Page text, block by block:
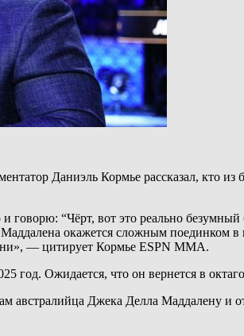
Даниэль Кормье рассказал, кто
говорю: “Чёрт, вот это реально
окажется сложным поединком
— цитирует Кормье ESPN MMA.
Ожидается, что он вернется в
австралийца Джека Делла Маддалену и